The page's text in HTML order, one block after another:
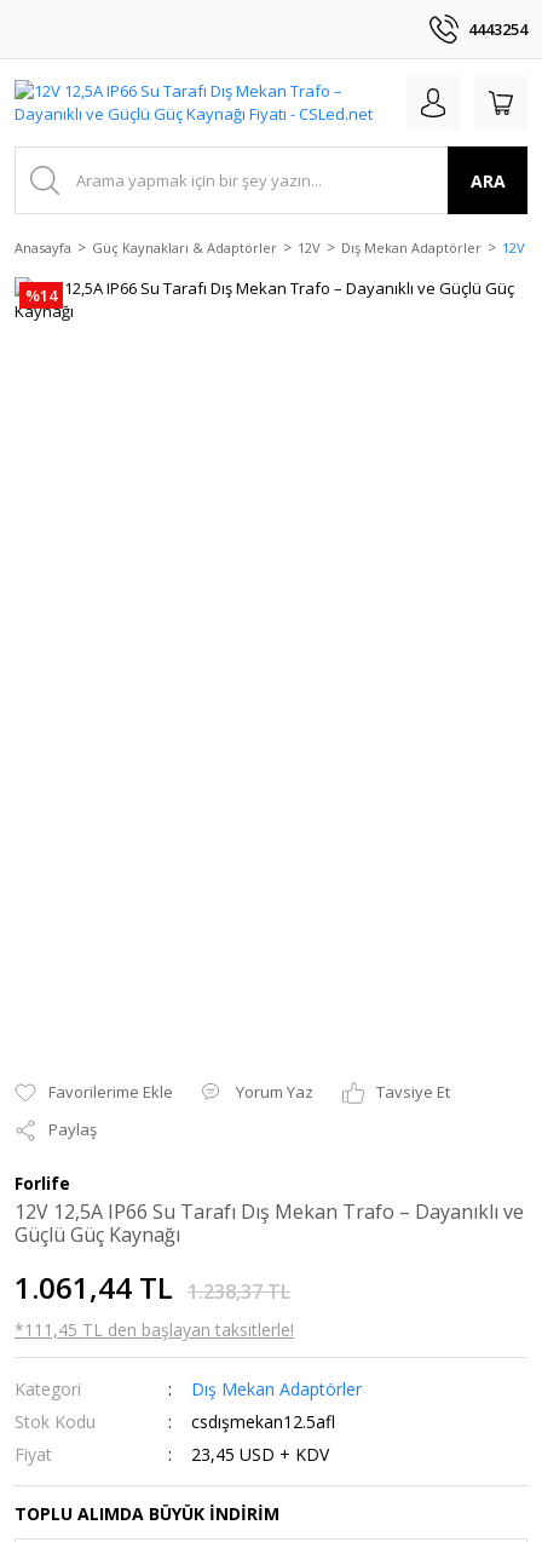
4443254
ARA
Anasayfa Güç Kaynakları & Adaptörler 12V Dış Mekan Adaptörler 12V
%14
Yorum Yaz
Tavsiye Et
Paylaş
Forlife
12V 12,5A IP66 Su Tarafı Dış Mekan Trafo – Dayanıklı ve
Güçlü Güç Kaynağı
1.061,44 TL 1.238,37 TL
*111,45 TL den başlayan taksitlerle!
Kategori
Dış Mekan Adaptörler
Stok Kodu
csdışmekan12.5afl
Fiyat
23,45 USD + KDV
TOPLU ALIMDA BÜYÜK İNDİRİM